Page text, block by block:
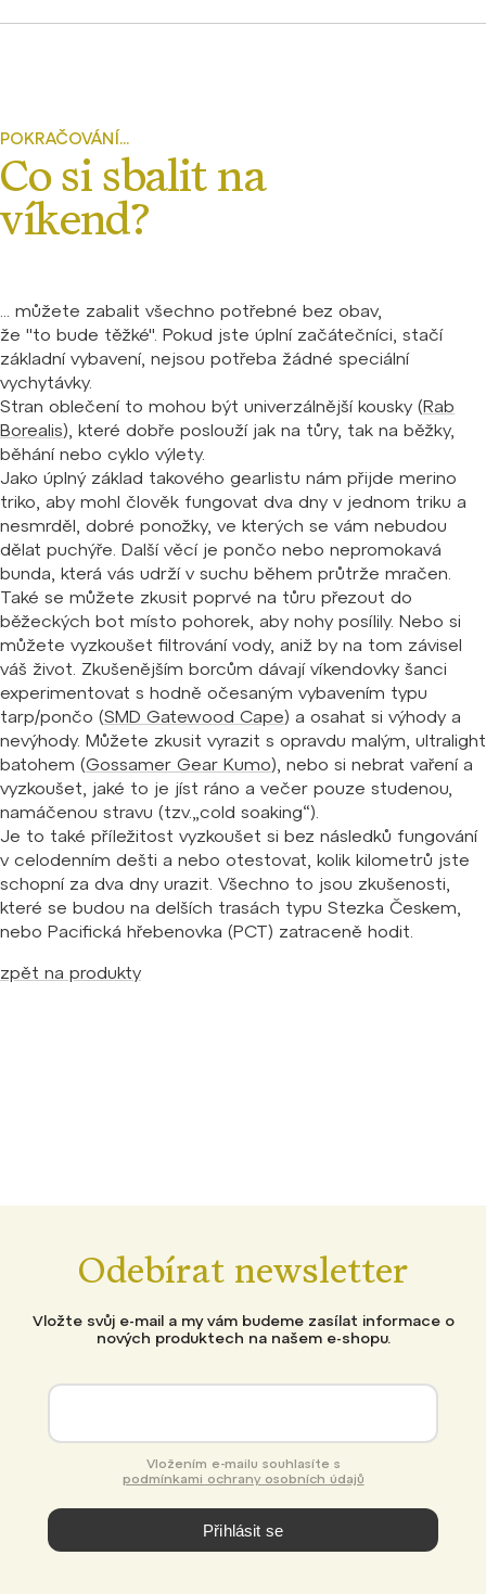
POKRAČOVÁNÍ...
Co si sbalit na
víkend?
... můžete zabalit všechno potřebné bez obav,
že "to bude těžké". Pokud jste úplní začátečníci, stačí
základní vybavení, nejsou potřeba žádné speciální
vychytávky.
Stran oblečení to mohou být univerzálnější kousky (Rab
Borealis), které dobře poslouží jak na tůry, tak na běžky,
běhání nebo cyklo výlety.
Jako úplný základ takového gearlistu nám přijde merino
triko, aby mohl člověk fungovat dva dny v jednom triku a
nesmrděl, dobré ponožky, ve kterých se vám nebudou
dělat puchýře. Další věcí je pončo nebo nepromokavá
bunda, která vás udrží v suchu během průtrže mračen.
Také se můžete zkusit poprvé na tůru přezout do
běžeckých bot místo pohorek, aby nohy posílily. Nebo si
můžete vyzkoušet filtrování vody, aniž by na tom závisel
váš život. Zkušenějším borcům dávají víkendovky šanci
experimentovat s hodně očesaným vybavením typu
tarp/pončo (SMD Gatewood Cape) a osahat si výhody a
nevýhody. Můžete zkusit vyrazit s opravdu malým, ultralight
batohem (Gossamer Gear Kumo), nebo si nebrat vaření a
vyzkoušet, jaké to je jíst ráno a večer pouze studenou,
namáčenou stravu (tzv.„cold soaking“).
Je to také příležitost vyzkoušet si bez následků fungování
v celodenním dešti a nebo otestovat, kolik kilometrů jste
schopní za dva dny urazit. Všechno to jsou zkušenosti,
které se budou na delších trasách typu Stezka Českem,
nebo Pacifická hřebenovka (PCT) zatraceně hodit.
zpět na produkty
Odebírat newsletter
Vložte svůj e-mail a my vám budeme zasílat informace o
nových produktech na našem e-shopu.
podmínkami ochrany osobních údajů
Přihlásit se